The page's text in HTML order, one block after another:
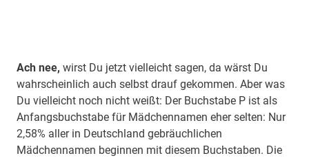
Ach nee, wirst Du jetzt vielleicht sagen, da wärst Du
wahrscheinlich auch selbst drauf gekommen. Aber was
Du vielleicht noch nicht weißt: Der Buchstabe P ist als
Anfangsbuchstabe für Mädchennamen eher selten: Nur
2,58% aller in Deutschland gebräuchlichen
Mädchennamen beginnen mit diesem Buchstaben. Die